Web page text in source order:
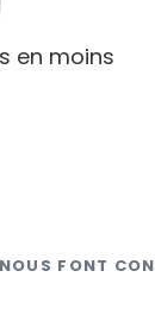
en moins
FONT